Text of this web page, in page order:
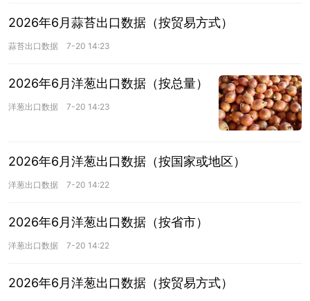
2026年6月蒜苔出口数据（按贸易方式）
蒜苔出口数据 7-20 14:23
2026年6月洋葱出口数据（按总量）
洋葱出口数据 7-20 14:23
2026年6月洋葱出口数据（按国家或地区）
洋葱出口数据 7-20 14:22
2026年6月洋葱出口数据（按省市）
洋葱出口数据 7-20 14:22
2026年6月洋葱出口数据（按贸易方式）